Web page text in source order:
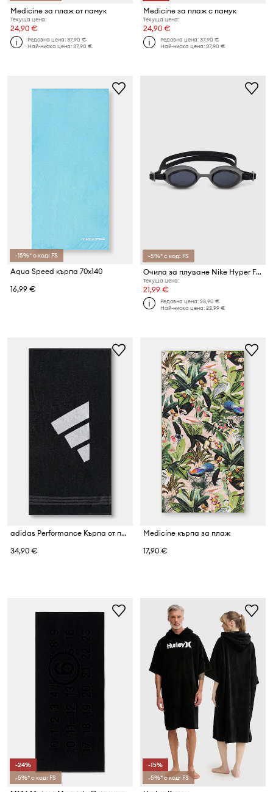
Medicine за плаж от памук
Текуща цена:
24,90 €
Редовна цена:37,90 €
Най-ниска цена:37,90 €
Medicine за плаж с памук
Текуща цена:
24,90 €
Редовна цена:37,90 €
Най-ниска цена:37,90 €
-15%* с код: FS
Aqua Speed кърпа 70x140
16,99 €
-5%* с код: FS
Очила за плуване Nike Hyper Flow
Текуща цена:
21,99 €
Редовна цена:28,90 €
Най-ниска цена:22,99 €
adidas Performance Кърпа от памук
34,90 €
Medicine кърпа за плаж
17,90 €
-24%
-5%* с код: FS
-15%
-5%* с код: FS